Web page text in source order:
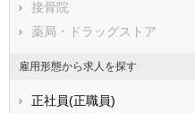
川崎市川崎区
川崎市中原区
相模原市すべて
接骨院
薬局・ドラッグストア
雇用形態から求人を探す
正社員(正職員)